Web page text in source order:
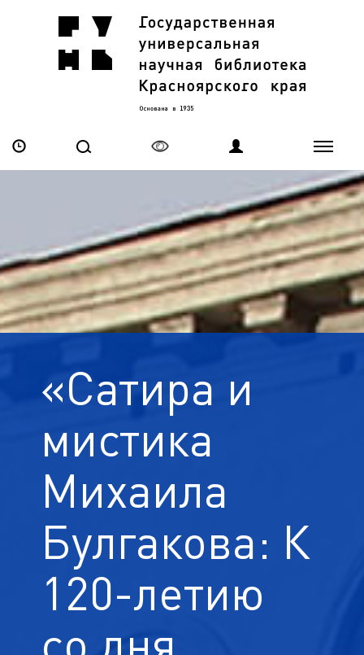
«Сатира и
мистика
Михаила
Булгакова: К
120-летию
со дня